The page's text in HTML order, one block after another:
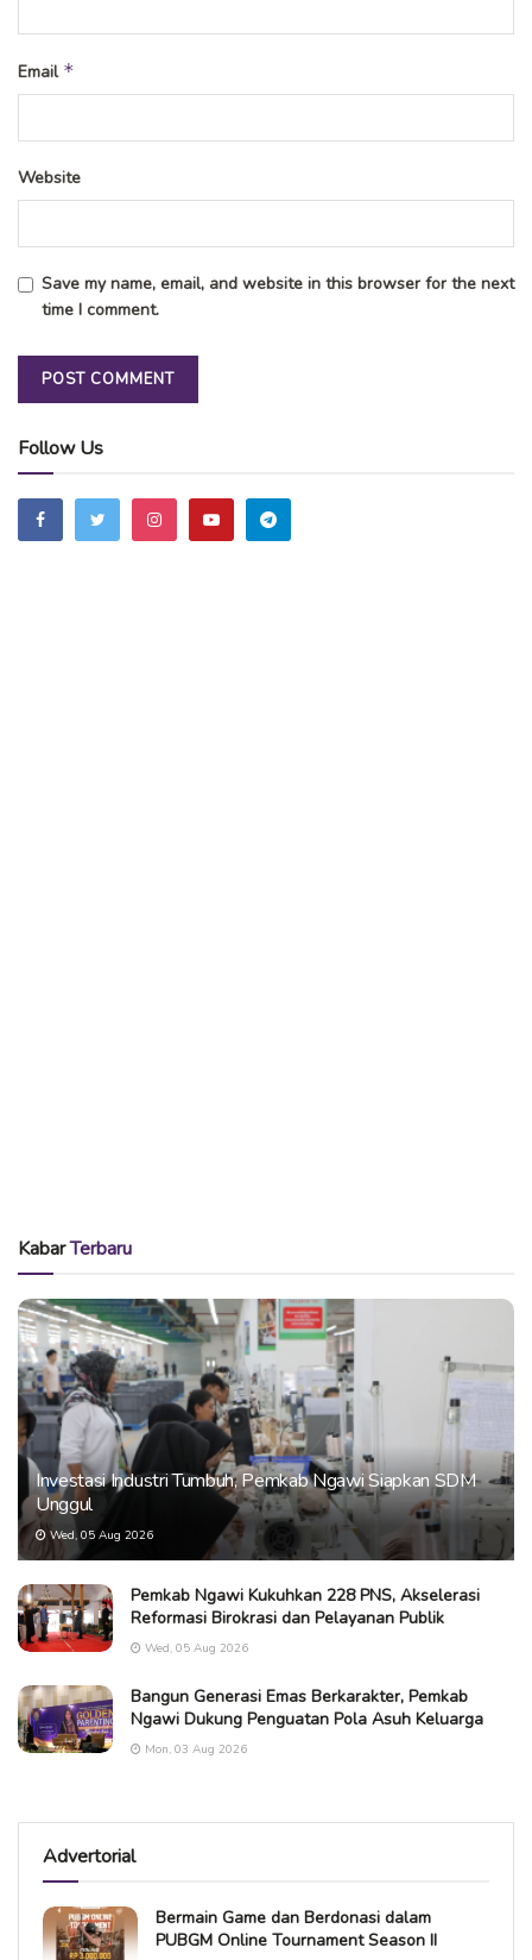
Email *
Website
Save my name, email, and website in this browser for the next
time I comment.
Follow Us
KabarTerbaru
Investasi Industri Tumbuh, Pemkab Ngawi Siapkan SDM
Unggul
Wed, 05 Aug 2026
Pemkab Ngawi Kukuhkan 228 PNS, Akselerasi
Reformasi Birokrasi dan Pelayanan Publik
Wed, 05 Aug 2026
Bangun Generasi Emas Berkarakter, Pemkab
Ngawi Dukung Penguatan Pola Asuh Keluarga
Mon, 03 Aug 2026
Advertorial
Bermain Game dan Berdonasi dalam
PUBGM Online Tournament Season II